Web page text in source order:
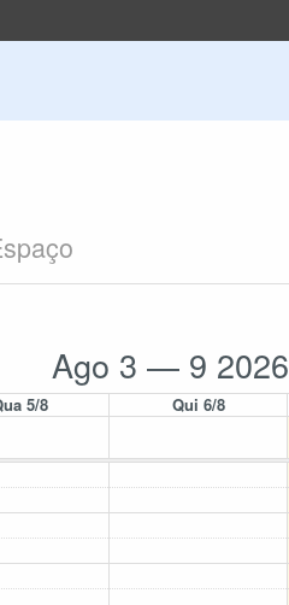
Ago 3 — 9 2026
5/8 Qui 6/8